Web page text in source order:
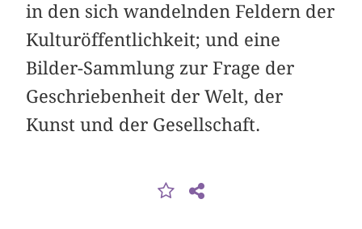
in den sich wandelnden Feldern der
Kulturöffentlichkeit; und eine
Bilder-Sammlung zur Frage der
Geschriebenheit der Welt, der
Kunst und der Gesellschaft.